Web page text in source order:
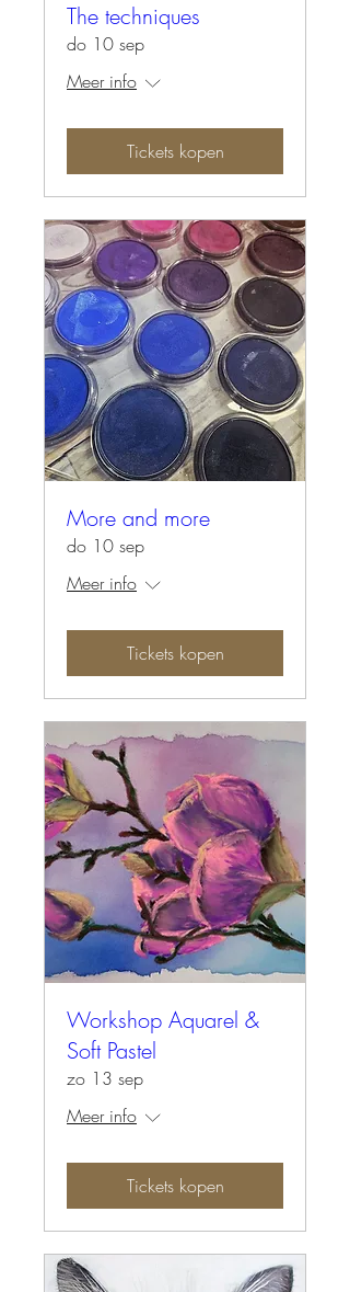
The techniques
do 10 sep
Meer info
Tickets kopen
More and more
do 10 sep
Meer info
Tickets kopen
Workshop Aquarel &
Soft Pastel
zo 13 sep
Meer info
Tickets kopen